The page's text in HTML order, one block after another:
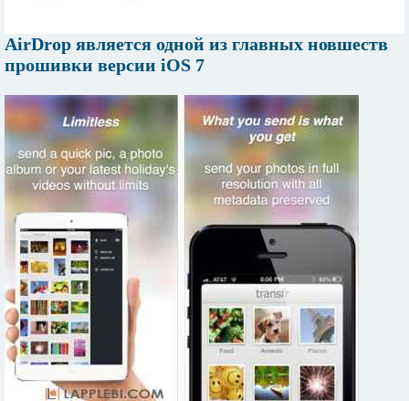
AirDrop является одной из главных новшеств
прошивки версии iOS 7